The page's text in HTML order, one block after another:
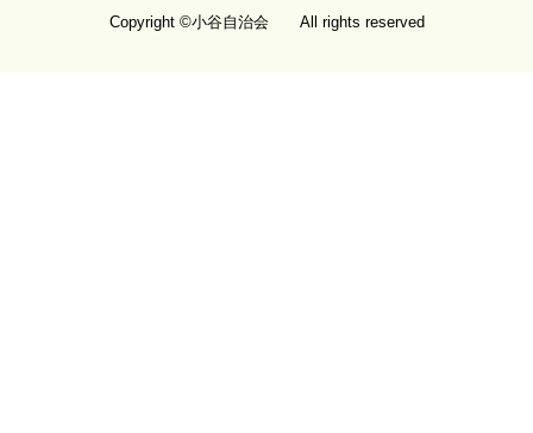
Copyright ©小谷自治会 All rights reserved